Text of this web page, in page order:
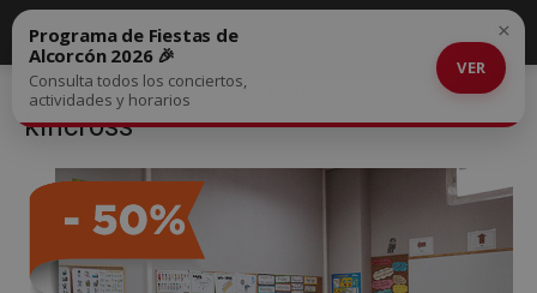
Inicio OFERTAS DE ALCORCÓN
kincross
Programa de Fiestas de
Alcorcón 2026 🎉
Consulta todos los conciertos,
actividades y horarios
VER
×